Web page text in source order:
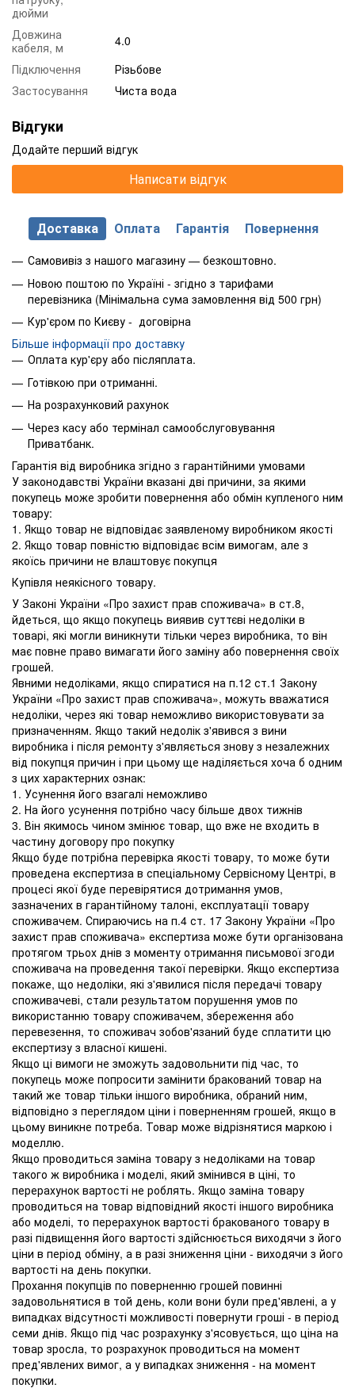
дюйми
Довжина
кабеля, м
4.0
Підключення
Різьбове
Застосування
Чиста вода
Відгуки
Додайте перший відгук
Написати відгук
Доставка Оплата Гарантія Повернення
Самовивіз з нашого магазину — безкоштовно.
Новою поштою по Україні - згідно з тарифами
перевізника (Мінімальна сума замовлення від 500 грн)
Кур'єром по Києву - договірна
Більше інформації про доставку
Оплата кур'єру або післяплата.
Готівкою при отриманні.
На розрахунковий рахунок
Через касу або термінал самообслуговування
Приватбанк.
Гарантія від виробника згідно з гарантійними умовами
У законодавстві України вказані дві причини, за якими
покупець може зробити повернення або обмін купленого ним
товару:
1. Якщо товар не відповідає заявленому виробником якості
2. Якщо товар повністю відповідає всім вимогам, але з
якоїсь причини не влаштовує покупця
Купівля неякісного товару.
У Законі України «Про захист прав споживача» в ст.8,
йдеться, що якщо покупець виявив суттєві недоліки в
товарі, які могли виникнути тільки через виробника, то він
має повне право вимагати його заміну або повернення своїх
грошей.
Явними недоліками, якщо спиратися на п.12 ст.1 Закону
України «Про захист прав споживача», можуть вважатися
недоліки, через які товар неможливо використовувати за
призначенням. Якщо такий недолік з'явився з вини
виробника і після ремонту з'являється знову з незалежних
від покупця причин і при цьому ще наділяється хоча б одним
з цих характерних ознак:
1. Усунення його взагалі неможливо
2. На його усунення потрібно часу більше двох тижнів
3. Він якимось чином змінює товар, що вже не входить в
частину договору про покупку
Якщо буде потрібна перевірка якості товару, то може бути
проведена експертиза в спеціальному Сервісному Центрі, в
процесі якої буде перевірятися дотримання умов,
зазначених в гарантійному талоні, експлуатації товару
споживачем. Спираючись на п.4 ст. 17 Закону України «Про
захист прав споживача» експертиза може бути організована
протягом трьох днів з моменту отримання письмової згоди
споживача на проведення такої перевірки. Якщо експертиза
покаже, що недоліки, які з'явилися після передачі товару
споживачеві, стали результатом порушення умов по
використанню товару споживачем, збереження або
перевезення, то споживач зобов'язаний буде сплатити цю
експертизу з власної кишені.
Якщо ці вимоги не зможуть задовольнити під час, то
покупець може попросити замінити бракований товар на
такий же товар тільки іншого виробника, обраний ним,
відповідно з переглядом ціни і поверненням грошей, якщо в
цьому виникне потреба. Товар може відрізнятися маркою і
моделлю.
Якщо проводиться заміна товару з недоліками на товар
такого ж виробника і моделі, який змінився в ціні, то
перерахунок вартості не роблять. Якщо заміна товару
проводиться на товар відповідний якості іншого виробника
або моделі, то перерахунок вартості бракованого товару в
разі підвищення його вартості здійснюється виходячи з його
ціни в період обміну, а в разі зниження ціни - виходячи з його
вартості на день покупки.
Прохання покупців по поверненню грошей повинні
задовольнятися в той день, коли вони були пред'явлені, а у
випадках відсутності можливості повернути гроші - в період
семи днів. Якщо під час розрахунку з'ясовується, що ціна на
товар зросла, то розрахунок проводиться на момент
пред'явлених вимог, а у випадках зниження - на момент
покупки.